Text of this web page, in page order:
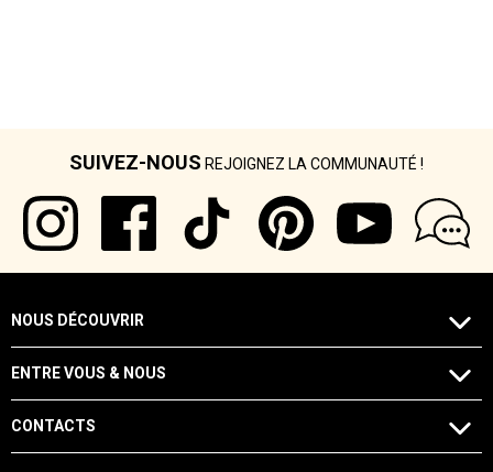
SUIVEZ-NOUS REJOIGNEZ LA COMMUNAUTÉ !
NOUS DÉCOUVRIR
ENTRE VOUS & NOUS
CONTACTS